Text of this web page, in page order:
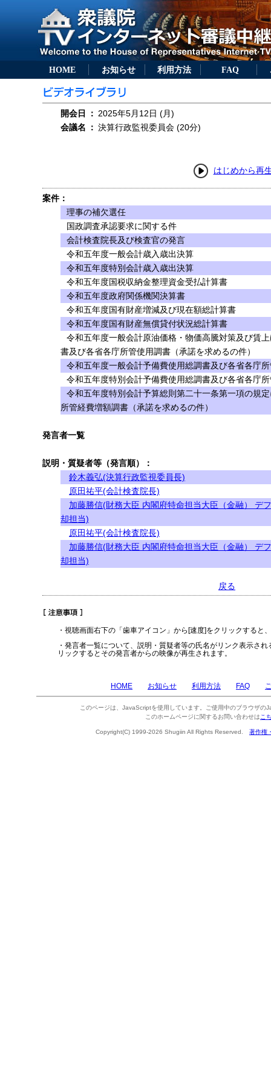
HOME お知らせ 利用方法 FAQ
開会日 ： 2025年5月12日 (月)
会議名
： 決算行政監視委員会 (20分)
はじめから再
案件：
理事の補欠選任
国政調査承認要求に関する件
会計検査院長及び検査官の発言
令和五年度一般会計歳入歳出決算
令和五年度特別会計歳入歳出決算
令和五年度国税収納金整理資金受払計算書
令和五年度政府関係機関決算書
令和五年度国有財産増減及び現在額総計算書
令和五年度国有財産無償貸付状況総計算書
令和五年度一般会計原油価格・物価高騰対策及び賃
書及び各省各庁所管使用調書（承諾を求めるの件）
令和五年度一般会計予備費使用総調書及び各省各庁
令和五年度特別会計予備費使用総調書及び各省各庁
令和五年度特別会計予算総則第二十一条第一項の規
所管経費増額調書（承諾を求めるの件）
発言者一覧
説明・質疑者等（発言順）：
鈴木義弘(決算行政監視委員長)
原田祐平(会計検査院長)
加藤勝信(財務大臣 内閣府特命担当大臣（金融） デ
却担当)
原田祐平(会計検査院長)
加藤勝信(財務大臣 内閣府特命担当大臣（金融） デ
却担当)
戻る
・視聴画面右下の「歯車アイコン」から[速度]をクリックすると
・発言者一覧について、説明・質疑者等の氏名がリンク表示さ
リックするとその発言者からの映像が再生されます。
HOME お知らせ 利用方法 FAQ
このページは、JavaScriptを使用しています。ご使用中のブラウザの
このホームページに関するお問い合わせは こ
Copyright(C) 1999-2026 Shugiin All Rights Reserved. 著作権